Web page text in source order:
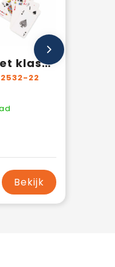
PLAYCARD - Set klassieke speelkaarten
22
Bekijk